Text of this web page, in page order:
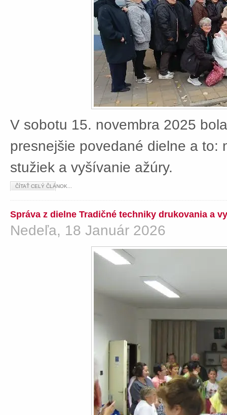
V sobotu 15. novembra 2025
presnejšie povedané dielne a to:
stužiek a vyšívanie ažúry.
ČÍTAŤ CELÝ ČLÁNOK...
Správa z dielne Tradičné techniky drukovania a
Nedeľa, 18 Január 2026